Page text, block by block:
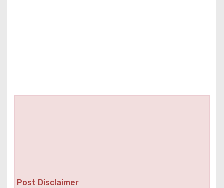
Post Disclaimer